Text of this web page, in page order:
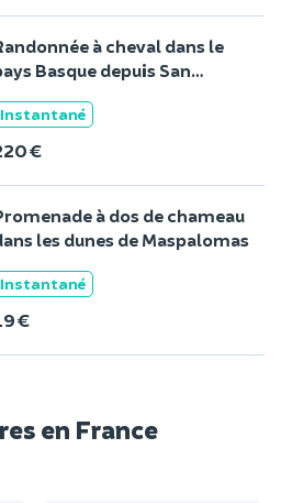
à cheval dans le
Basque depuis San
Instantané
€
à dos de chameau
les dunes de Maspalomas
Instantané
€
en France